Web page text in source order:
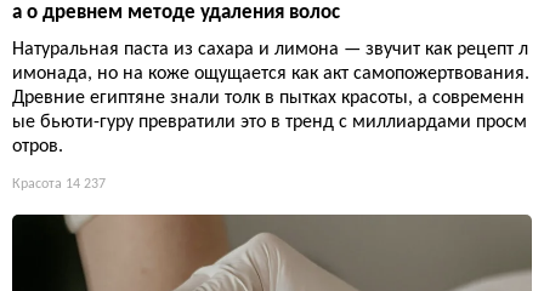
а о древнем методе удаления волос
Натуральная паста из сахара и лимона — звучит как рецепт л
имонада, но на коже ощущается как акт самопожертвования.
Древние египтяне знали толк в пытках красоты, а современн
ые бьюти-гуру превратили это в тренд с миллиардами просм
отров.
Красота 14 237